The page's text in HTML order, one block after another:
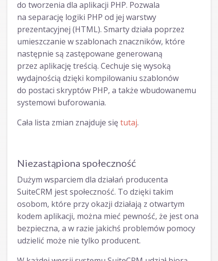
do tworzenia dla aplikacji PHP. Pozwala
na separację logiki PHP od jej warstwy
prezentacyjnej (HTML). Smarty działa poprzez
umieszczanie w szablonach znaczników, które
następnie są zastępowane generowaną
przez aplikację treścią. Cechuje się wysoką
wydajnością dzięki kompilowaniu szablonów
do postaci skryptów PHP, a także wbudowanemu
systemowi buforowania.
Cała lista zmian znajduje siętutaj.
Niezastąpiona społeczność
Dużym wsparciem dla działań producenta
SuiteCRM jest społeczność. To dzięki takim
osobom, które przy okazji działają z otwartym
kodem aplikacji, można mieć pewność, że jest ona
bezpieczna, a w razie jakichś problemów pomocy
udzielić może nie tylko producent.